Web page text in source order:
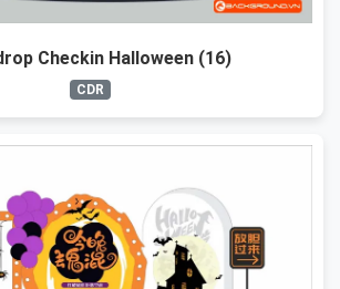
Checkin Halloween (16)
CDR